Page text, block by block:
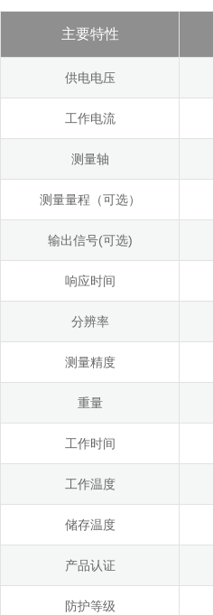
主要特性
供电电压
工作电流
测量轴
测量量程（可选）
输出信号(可选)
响应时间
分辨率
测量精度
重量
工作时间
工作温度
储存温度
产品认证
防护等级